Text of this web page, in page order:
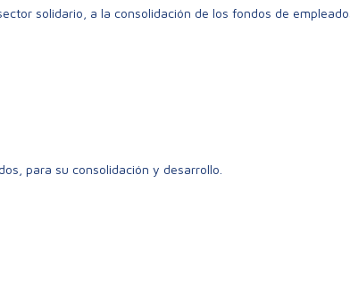
solidario, a la consolidación de los fondos de
para su consolidación y desarrollo.